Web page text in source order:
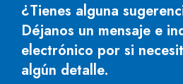
¿Tienes alguna
Déjanos un mensaje e
electrónico por si
algún detalle.